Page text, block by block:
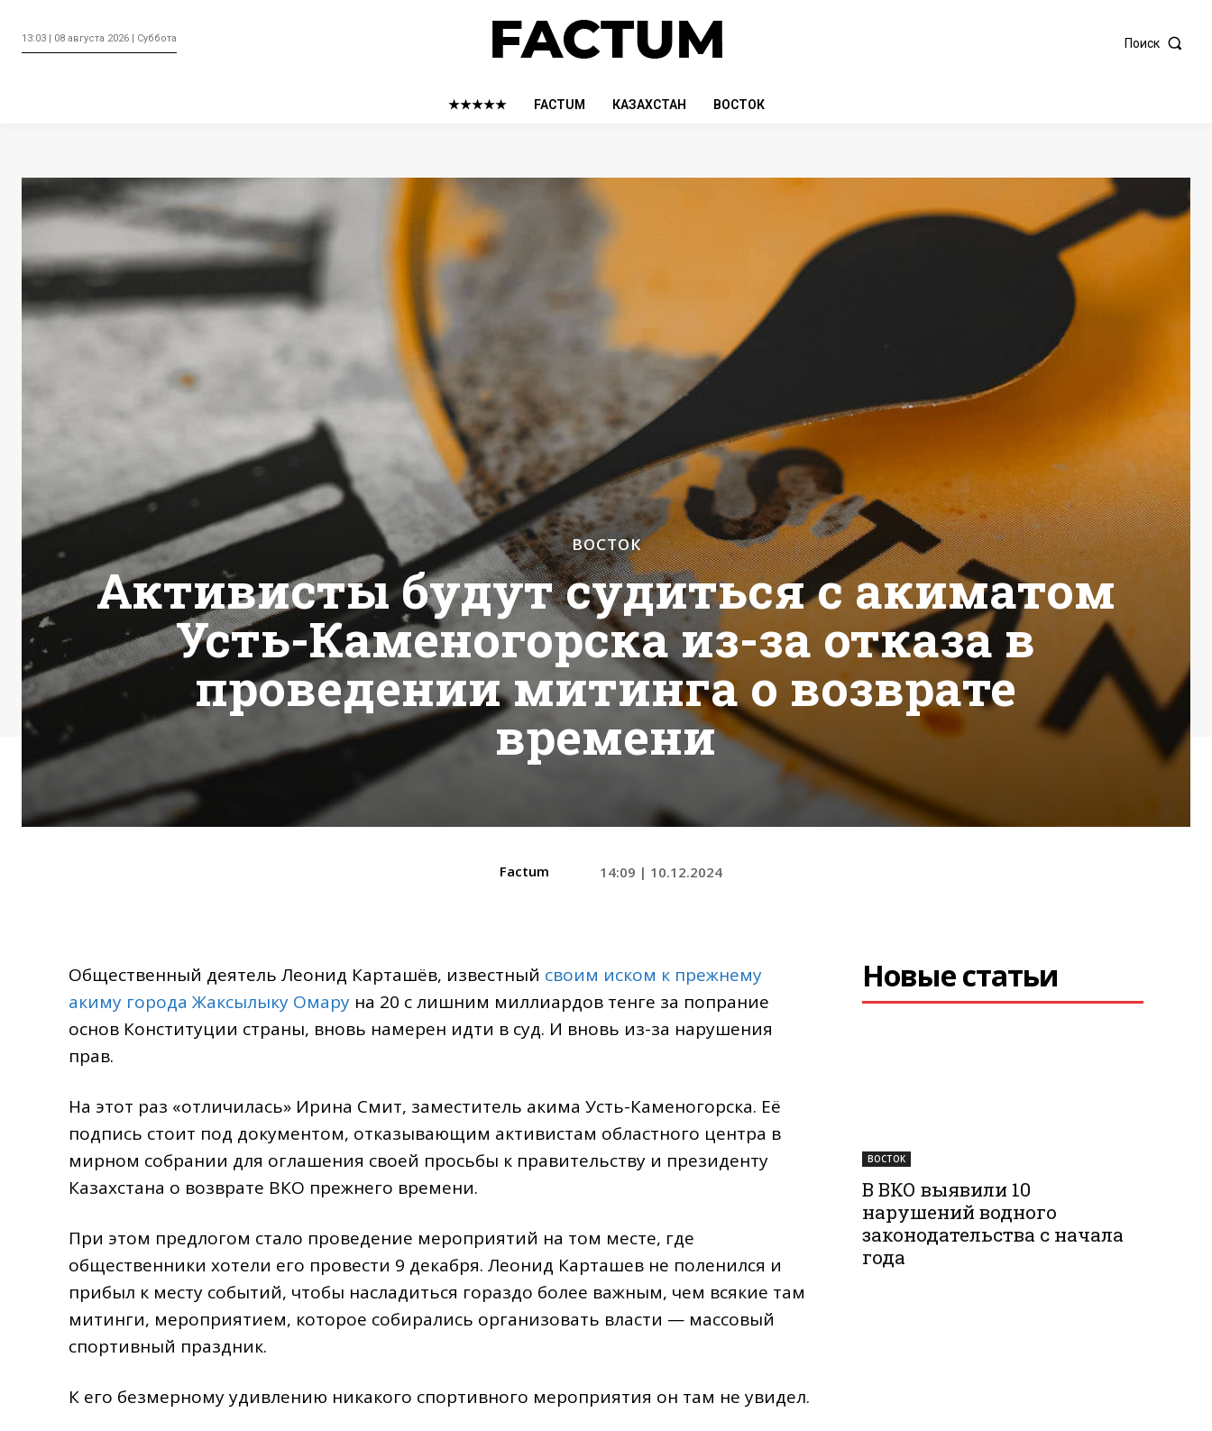
13:03 | 08 августа 2026 | Суббота Поиск
★★★★★ FACTUM КАЗАХСТАН ВОСТОК
ВОСТОК
Активисты будут судиться с акиматом
Усть-Каменогорска из-за отказа в
проведении митинга о возврате
времени
Factum 14:09 | 10.12.2024
Общественный деятель Леонид Карташёв, известный своим иском к прежнему
акиму города Жаксылыку Омару на 20 с лишним миллиардов тенге за попрание
основ Конституции страны, вновь намерен идти в суд. И вновь из-за нарушения
прав.
На этот раз «отличилась» Ирина Смит, заместитель акима Усть-Каменогорска. Её
подпись стоит под документом, отказывающим активистам областного центра в
мирном собрании для оглашения своей просьбы к правительству и президенту
Казахстана о возврате ВКО прежнего времени.
При этом предлогом стало проведение мероприятий на том месте, где
общественники хотели его провести 9 декабря. Леонид Карташев не поленился и
прибыл к месту событий, чтобы насладиться гораздо более важным, чем всякие там
митинги, мероприятием, которое собирались организовать власти — массовый
спортивный праздник.
К его безмерному удивлению никакого спортивного мероприятия он там не увидел.
Новые статьи
ВОСТОК
В ВКО выявили 10
нарушений водного
законодательства с начала
года